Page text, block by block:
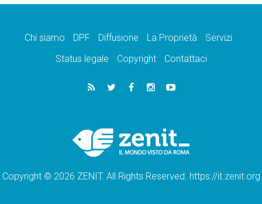
Chi siamo DPF Diffusione La Proprietà
Servizi
Status legale
Copyright Contattaci
Copyright © 2026 ZENIT. All Rights Reserved. https://it.zenit.org